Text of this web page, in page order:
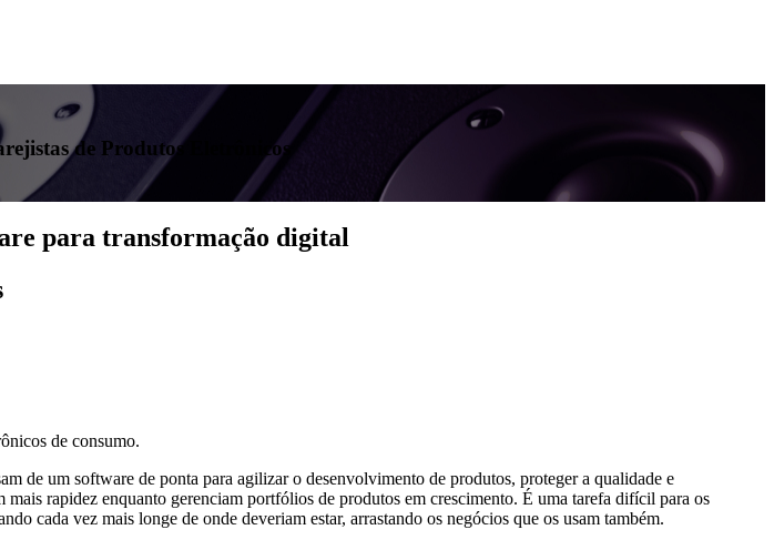
de Produtos Eletrônicos
para transformação digital
de consumo.
de um software de ponta para agilizar o desenvolvimento de produtos, proteger a qualidade e
rapidez enquanto gerenciam portfólios de produtos em crescimento. É uma tarefa difícil para os
cada vez mais longe de onde deveriam estar, arrastando os negócios que os usam também.